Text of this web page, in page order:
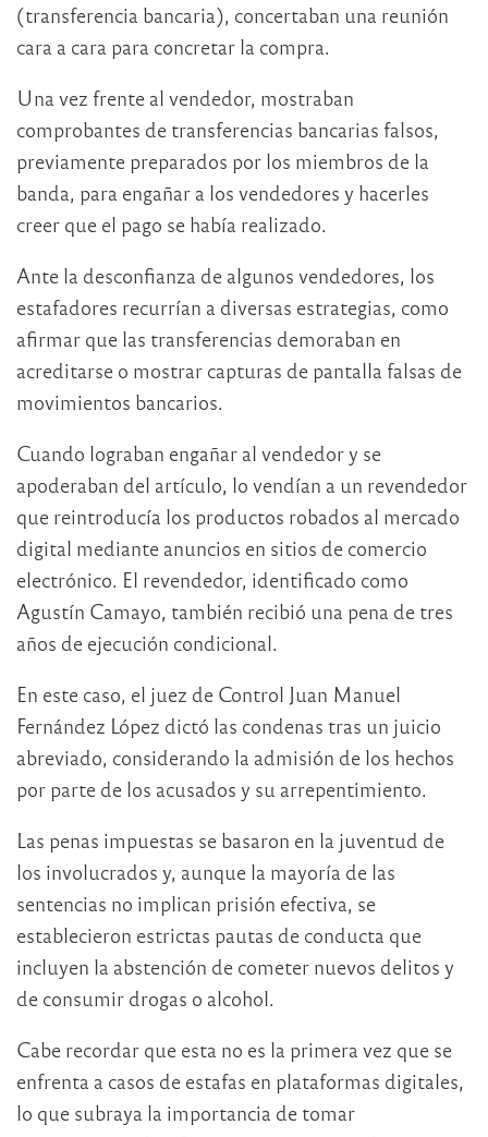
(transferencia bancaria), concertaban una reunión
cara a cara para concretar la compra.
Una vez frente al vendedor, mostraban
comprobantes de transferencias bancarias falsos,
previamente preparados por los miembros de la
banda, para engañar a los vendedores y hacerles
creer que el pago se había realizado.
Ante la desconfianza de algunos vendedores, los
estafadores recurrían a diversas estrategias, como
afirmar que las transferencias demoraban en
acreditarse o mostrar capturas de pantalla falsas de
movimientos bancarios.
Cuando lograban engañar al vendedor y se
apoderaban del artículo, lo vendían a un revendedor
que reintroducía los productos robados al mercado
digital mediante anuncios en sitios de comercio
electrónico. El revendedor, identificado como
Agustín Camayo, también recibió una pena de tres
años de ejecución condicional.
En este caso, el juez de Control Juan Manuel
Fernández López dictó las condenas tras un juicio
abreviado, considerando la admisión de los hechos
por parte de los acusados y su arrepentimiento.
Las penas impuestas se basaron en la juventud de
los involucrados y, aunque la mayoría de las
sentencias no implican prisión efectiva, se
establecieron estrictas pautas de conducta que
incluyen la abstención de cometer nuevos delitos y
de consumir drogas o alcohol.
Cabe recordar que esta no es la primera vez que se
enfrenta a casos de estafas en plataformas digitales,
lo que subraya la importancia de tomar